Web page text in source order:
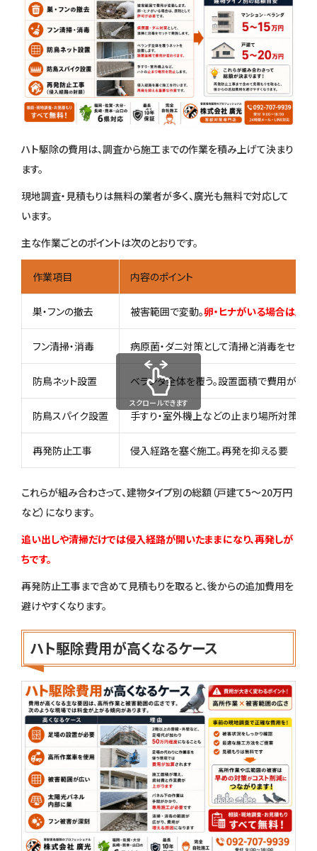
ハト駆除の費用は、調査から施工までの作業を積み上げて決まり
ます。
現地調査・見積もりは無料の業者が多く、廣光も無料で対応して
います。
主な作業ごとのポイントは次のとおりです。
作業項目 内容のポイント
巣・フンの撤去 被害範囲で変動。卵・ヒナがいる場合は原
フン清掃・消毒 病原菌・ダニ対策として清掃と消毒をセット
防鳥ネット設置 ベランダ全体を覆う。設置面積で費用が変
防鳥スパイク設置 手すり・室外機上などの止まり場所対策
再発防止工事 侵入経路を塞ぐ施工。再発を抑える要
スクロールできます
これらが組み合わさって、建物タイプ別の総額（戸建て5〜20万円
など）になります。
追い出しや清掃だけでは侵入経路が開いたままになり、再発しが
ちです。
再発防止工事まで含めて見積もりを取ると、後からの追加費用を
避けやすくなります。
ハト駆除費用が高くなるケース